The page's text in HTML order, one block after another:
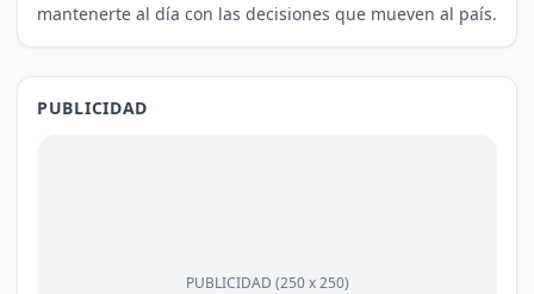
mantenerte al día con las decisiones que mueven al país.
PUBLICIDAD
PUBLICIDAD (250 x 250)